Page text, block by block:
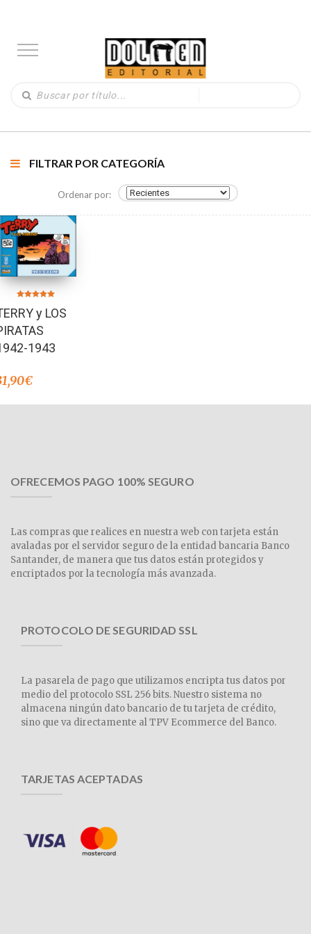
FILTRAR POR CATEGORÍA
Ordenar por:
5.00
de 5
y LOS
1943
€
OFRECEMOS PAGO 100% SEGURO
Las compras que realices en nuestra web con tarjeta están
avaladas por el servidor seguro de la entidad bancaria Banco
Santander, de manera que tus datos están protegidos y
encriptados por la tecnología más avanzada.
PROTOCOLO DE SEGURIDAD SSL
La pasarela de pago que utilizamos encripta tus datos por
medio del protocolo SSL 256 bits. Nuestro sistema no
almacena ningún dato bancario de tu tarjeta de crédito,
sino que va directamente al TPV Ecommerce del Banco.
TARJETAS ACEPTADAS